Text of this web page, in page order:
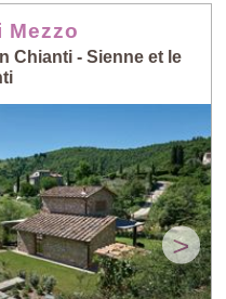
Mezzo
Chianti - Sienne et le
>